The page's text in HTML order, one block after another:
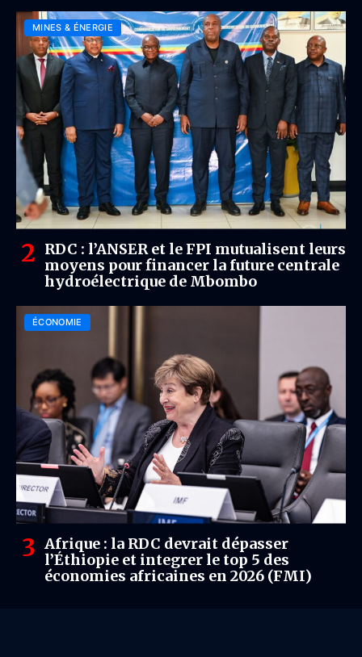
MINES & ÉNERGIE
RDC : l’ANSER et le FPI mutualisent leurs
moyens pour financer la future centrale
hydroélectrique de Mbombo
ÉCONOMIE
Afrique : la RDC devrait dépasser
l’Éthiopie et integrer le top 5 des
économies africaines en 2026 (FMI)